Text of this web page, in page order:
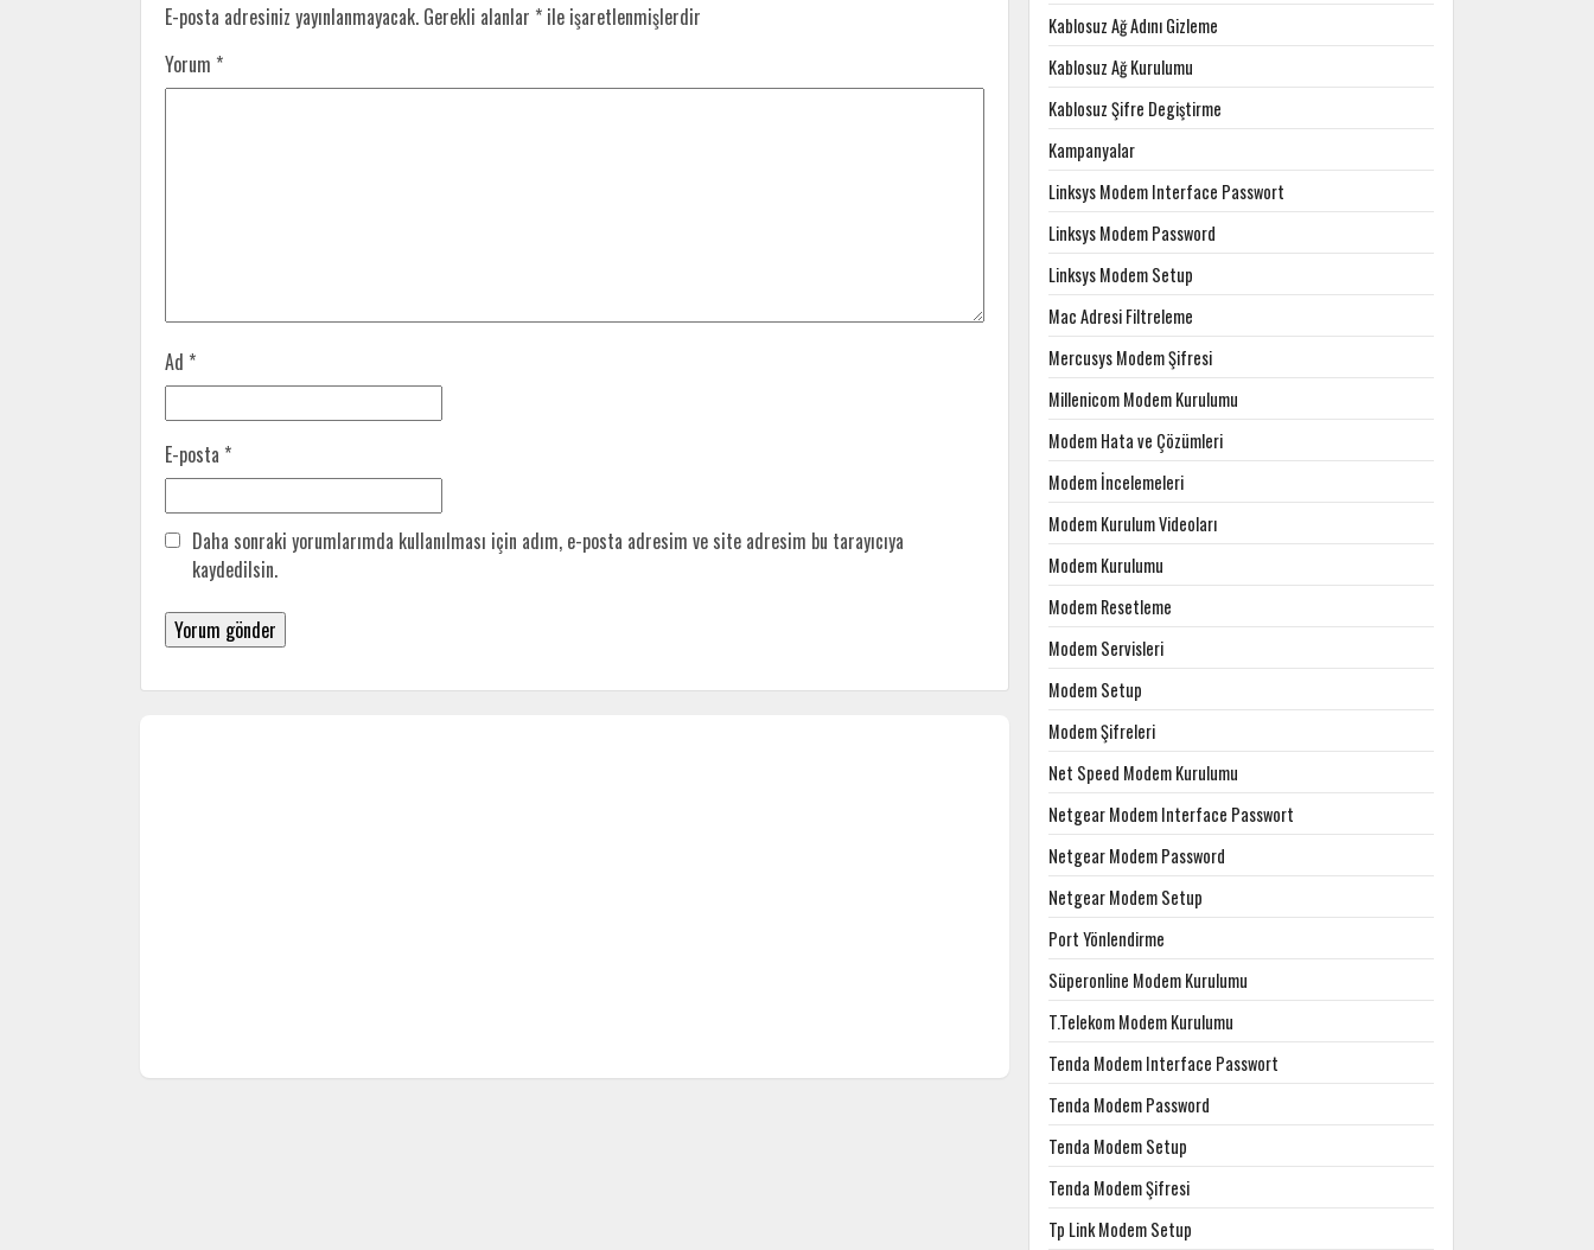
E-posta adresiniz yayınlanmayacak. Gerekli alanlar * ile işaretlenmişlerdir
Yorum *
Ad *
E-posta *
Daha sonraki yorumlarımda kullanılması için adım, e-posta adresim ve site adresim bu tarayıcıya
kaydedilsin.
Kablosuz Ağ Adını Gizleme
Kablosuz Ağ Kurulumu
Kablosuz Şifre Degiştirme
Kampanyalar
Linksys Modem Interface Passwort
Linksys Modem Password
Linksys Modem Setup
Mac Adresi Filtreleme
Mercusys Modem Şifresi
Millenicom Modem Kurulumu
Modem Hata ve Çözümleri
Modem İncelemeleri
Modem Kurulum Videoları
Modem Kurulumu
Modem Resetleme
Modem Servisleri
Modem Setup
Modem Şifreleri
Net Speed Modem Kurulumu
Netgear Modem Interface Passwort
Netgear Modem Password
Netgear Modem Setup
Port Yönlendirme
Süperonline Modem Kurulumu
T.Telekom Modem Kurulumu
Tenda Modem Interface Passwort
Tenda Modem Password
Tenda Modem Setup
Tenda Modem Şifresi
Tp Link Modem Setup